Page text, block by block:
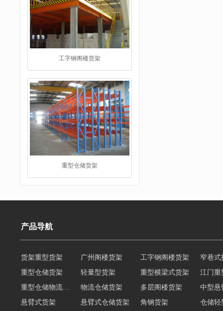
工字钢阁楼货架
重型仓储货架
仓储货架
产品导航
货架重型货架 广州阁楼货架 工字钢阁楼货架
窄巷式
重型仓储货架
轻量型货架 重型横梁式货架
江门重
物流仓储货架 多层阁楼货架
中型悬
悬臂式货架
悬臂式仓储货架 角钢货架 仓储轻